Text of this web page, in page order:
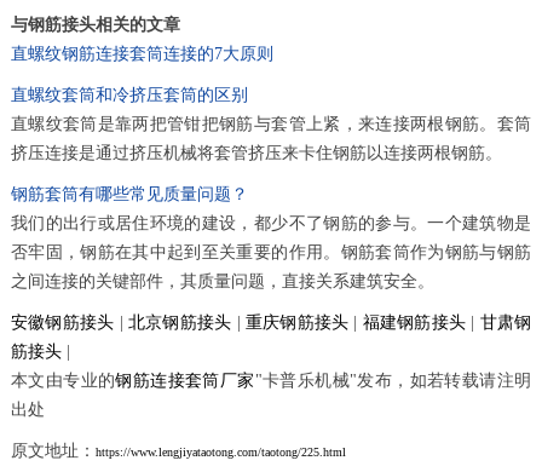
与钢筋接头相关的文章
直螺纹钢筋连接套筒连接的7大原则
直螺纹套筒和冷挤压套筒的区别
直螺纹套筒是靠两把管钳把钢筋与套管上紧，来连接两根钢筋。套筒
挤压连接是通过挤压机械将套管挤压来卡住钢筋以连接两根钢筋。
钢筋套筒有哪些常见质量问题？
我们的出行或居住环境的建设，都少不了钢筋的参与。一个建筑物是
否牢固，钢筋在其中起到至关重要的作用。钢筋套筒作为钢筋与钢筋
之间连接的关键部件，其质量问题，直接关系建筑安全。
安徽钢筋接头 北京钢筋接头 重庆钢筋接头 福建钢筋接头
甘肃钢
筋接头|
本文由专业的钢筋连接套筒厂家 "卡普乐机械"发布，如若转载请注明
出处
原文地址： https://www.lengjiyataotong.com/taotong/225.html